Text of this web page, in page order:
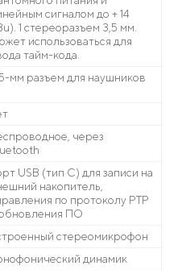
сигналом до + 14
1 стереоразъем 3,5 мм.
использоваться для
тайм-кода.
мм разъем для наушников
через
USB (тип C) для записи на
накопитель,
по протоколу PTP
ПО
стереомикрофон
динамик